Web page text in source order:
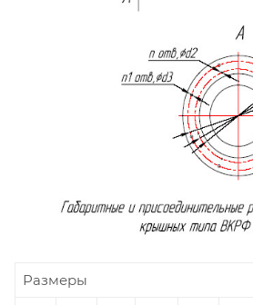
Размеры